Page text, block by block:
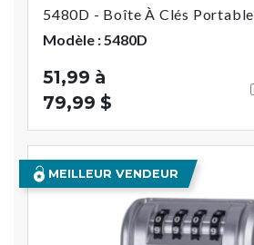
5480D - Boîte À Clés Portable
Modèle : 5480D
51,99 à
79,99 $
MEILLEUR VENDEUR